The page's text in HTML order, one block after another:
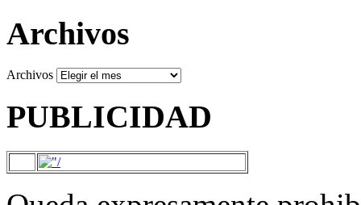
Archivos
Archivos
PUBLICIDAD